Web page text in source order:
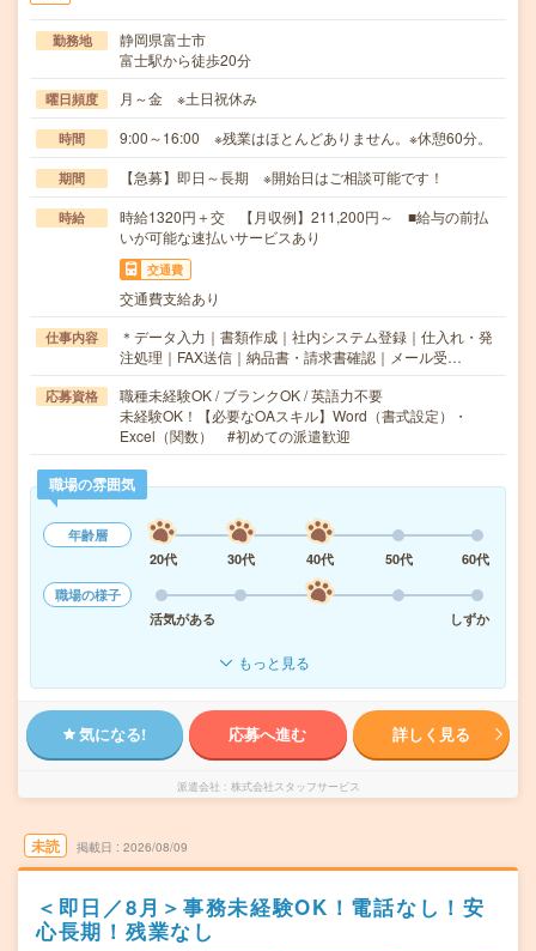
勤務地
静岡県富士市
富士駅から徒歩20分
曜日頻度 月～金 ※土日祝休み
時間 9:00～16:00 ※残業はほとんどありません。※休憩60分。
期間 【急募】即日～長期 ※開始日はご相談可能です！
時給
時給1320円＋交 【月収例】211,200円～ ■給与の前払
いが可能な速払いサービスあり
交通費
交通費支給あり
仕事内容
＊データ入力｜書類作成｜社内システム登録｜仕入れ・発
注処理｜FAX送信｜納品書・請求書確認｜メール受…
応募資格
職種未経験OK / ブランクOK / 英語力不要
未経験OK！【必要なOAスキル】Word（書式設定）・
Excel（関数） #初めての派遣歓迎
職場の雰囲気
年齢層
20代
30代 40代 50代
60代
職場の様子
活気がある
しずか
もっと見る
気になる! 応募へ進む 詳しく見る
派遣会社 株式会社スタッフサービス
未読 掲載日 2026/08/09
＜即日／8月＞事務未経験OK！電話なし！安
心長期！残業なし